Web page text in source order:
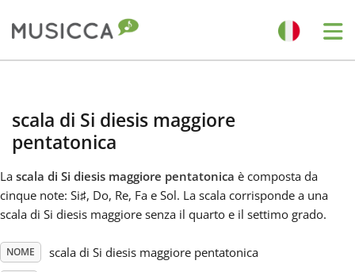
Български
Dansk
scala di Si diesis maggiore
pentatonica
La scala di Si diesis maggiore pentatonica è composta da
cinque note: Si♯, Do, Re, Fa e Sol. La scala corrisponde a una
scala di Si diesis maggiore senza il quarto e il settimo grado.
NOME scala di Si diesis maggiore pentatonica